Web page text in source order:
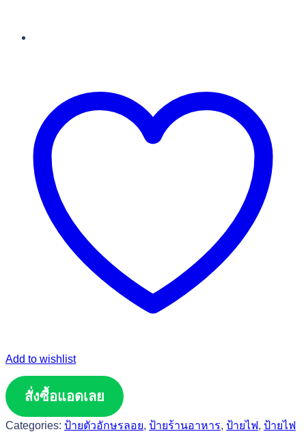
Add to wishlist
สั่งซื้อแอดเลย
Categories: ป้ายตัวอักษรลอย, ป้ายร้านอาหาร, ป้ายไฟ, ป้ายไฟ